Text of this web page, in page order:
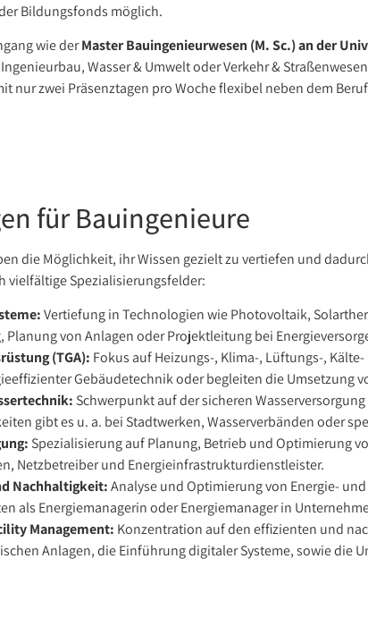
Bildungsfonds möglich.
wie derMaster Bauingenieurwesen (M. Sc.) an der
Wasser & Umwelt oder Verkehr &
nur zwei Präsenztagen pro Woche flexibel neben dem
für Bauingenieure
die Möglichkeit, ihr Wissen gezielt zu vertiefen und
vielfältige Spezialisierungsfelder:
Vertiefung in Technologien wie Photovoltaik,
Planung von Anlagen oder Projektleitung bei
(TGA): Fokus auf Heizungs-, Klima-, Lüftungs-,
Gebäudetechnik oder begleiten die Umsetzung
Schwerpunkt auf der sicheren
gibt es u. a. bei Stadtwerken, Wasserverbänden oder
Spezialisierung auf Planung, Betrieb und Optimierung
Netzbetreiber und Energieinfrastrukturdienstleister.
Nachhaltigkeit:Analyse und Optimierung von Energie-
als Energiemanagerin oder Energiemanager in
Management: Konzentration auf den effizienten und
Anlagen, die Einführung digitaler Systeme, sowie die